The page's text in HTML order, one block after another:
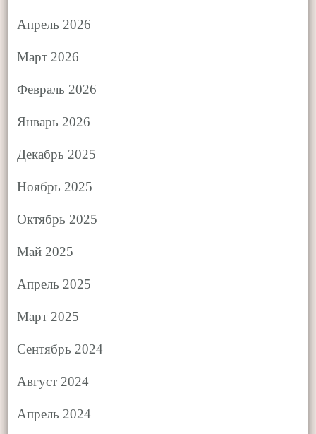
Апрель 2026
Март 2026
Февраль 2026
Январь 2026
Декабрь 2025
Ноябрь 2025
Октябрь 2025
Май 2025
Апрель 2025
Март 2025
Сентябрь 2024
Август 2024
Апрель 2024